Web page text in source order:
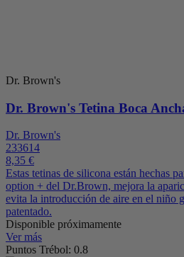
Dr. Brown's
Dr. Brown's Tetina Boca
Dr. Brown's
233614
8,35 €
Estas tetinas de silicona están hechas
option + del Dr.Brown, mejora la
evita la introducción de aire en el niño
patentado.
Disponible próximamente
Ver más
Puntos Trébol: 0.8